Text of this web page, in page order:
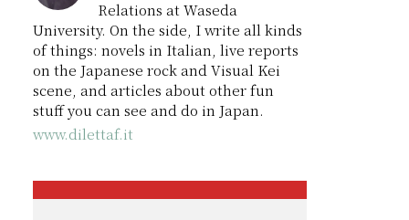
Relations at Waseda
University. On the side, I write all kinds
of things: novels in Italian, live reports
on the Japanese rock and Visual Kei
scene, and articles about other fun
stuff you can see and do in Japan.
www.dilettaf.it